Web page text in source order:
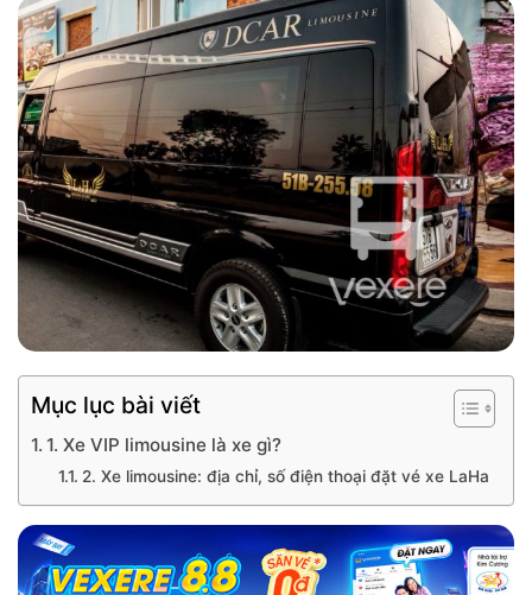
Mục lục bài viết
1. Xe VIP limousine là xe gì?
2. Xe limousine: địa chỉ, số điện thoại đặt vé xe LaHa